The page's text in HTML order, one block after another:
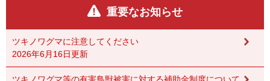
重要なお知らせ
ツキノワグマに注意してください
2026年6月16日更新
ツキノワグマ等の有害鳥獣被害に対する補助金制度について